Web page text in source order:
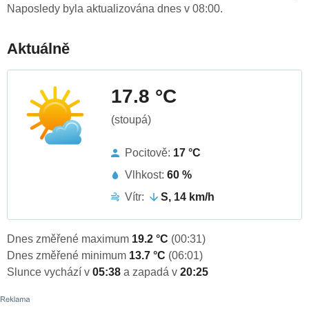
Naposledy byla aktualizována dnes v 08:00.
Aktuálně
17.8 °C
(stoupá)
Pocitově: 17 °C
Vlhkost: 60 %
Vítr:
S, 14 km/h
Dnes změřené maximum 19.2 °C (00:31)
Dnes změřené minimum 13.7 °C (06:01)
Slunce vychází v 05:38 a zapadá v 20:25